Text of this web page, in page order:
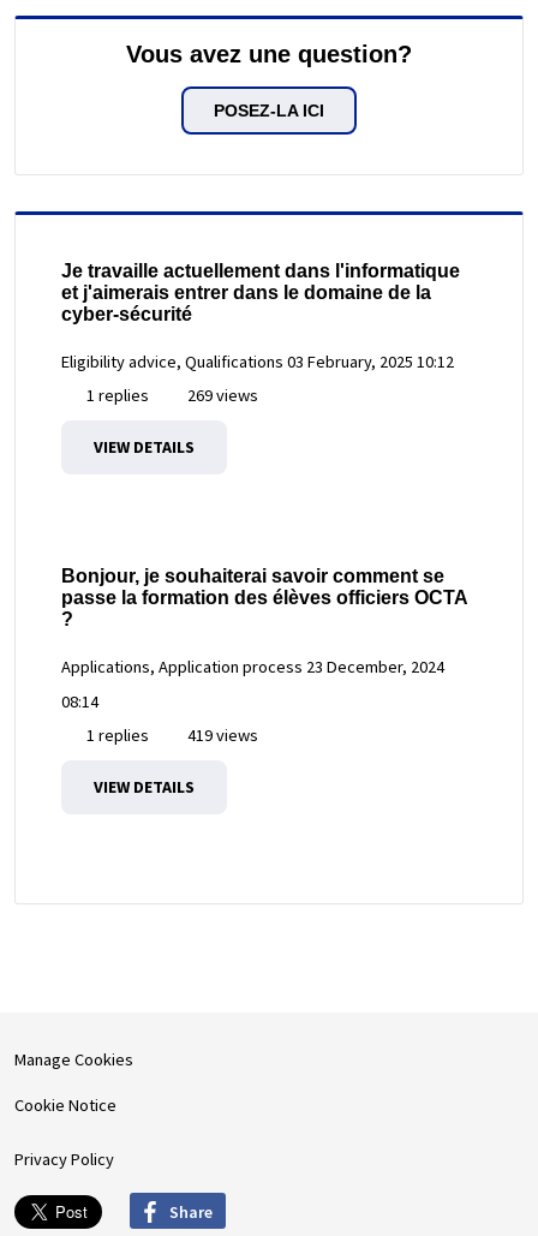
Vous avez une question?
POSEZ-LA ICI
Je travaille actuellement dans l'informatique
et j'aimerais entrer dans le domaine de la
cyber-sécurité
Eligibility advice, Qualifications 03 February, 2025 10:12
1 replies
269 views
VIEW DETAILS
Bonjour, je souhaiterai savoir comment se
passe la formation des élèves officiers OCTA
?
Applications, Application process 23 December, 2024
08:14
1 replies
419 views
VIEW DETAILS
Manage Cookies
Cookie Notice
Privacy Policy
Share